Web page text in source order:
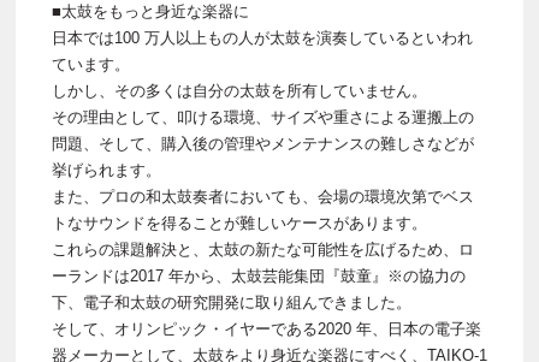
■太鼓をもっと身近な楽器に
日本では100 万人以上もの人が太鼓を演奏しているといわれ
ています。
しかし、その多くは自分の太鼓を所有していません。
その理由として、叩ける環境、サイズや重さによる運搬上の
問題、そして、購入後の管理やメンテナンスの難しさなどが
挙げられます。
また、プロの和太鼓奏者においても、会場の環境次第でベス
トなサウンドを得ることが難しいケースがあります。
これらの課題解決と、太鼓の新たな可能性を広げるため、ロ
ーランドは2017 年から、太鼓芸能集団『鼓童』※の協力の
下、電子和太鼓の研究開発に取り組んできました。
そして、オリンピック・イヤーである2020 年、日本の電子楽
器メーカーとして、太鼓をより身近な楽器にすべく、TAIKO-1